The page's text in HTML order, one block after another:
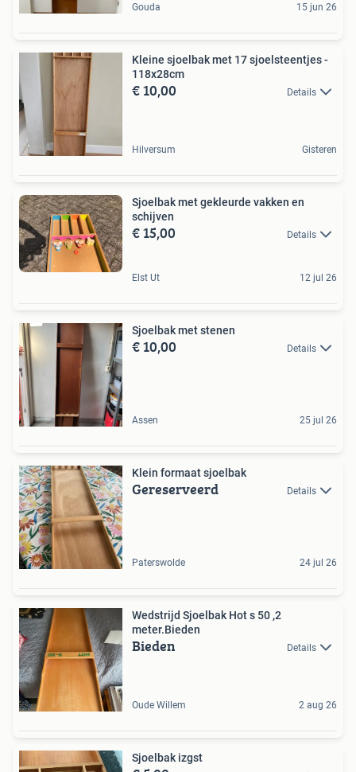
Gouda 15 jun 26
Kleine sjoelbak met 17 sjoelsteentjes -
118x28cm
€ 10,00 Details
Hilversum Gisteren
Sjoelbak met gekleurde vakken en
schijven
€ 15,00 Details
Elst Ut 12 jul 26
Sjoelbak met stenen
€ 10,00 Details
Assen 25 jul 26
Klein formaat sjoelbak
Gereserveerd Details
Paterswolde 24 jul 26
Wedstrijd Sjoelbak Hot s 50 ,2
meter.Bieden
Bieden Details
Oude Willem 2 aug 26
Sjoelbak izgst